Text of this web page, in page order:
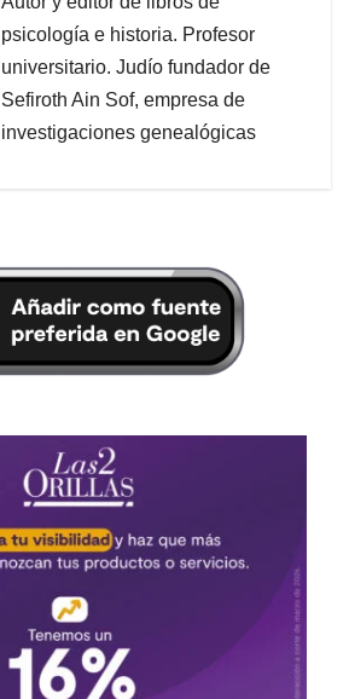
psicología e historia. Profesor
universitario. Judío fundador de
Sefiroth Ain Sof, empresa de
investigaciones genealógicas